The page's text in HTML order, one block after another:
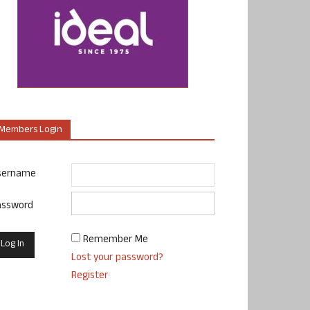
Login
Remember Me
Lost your password?
Register